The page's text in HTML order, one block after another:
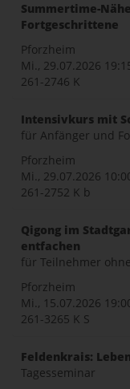
Summertime-
Fortgeschrittene
Pforzheim
Mi., 29.07.2026
261-2746 K
Intensivkurs mit
für Anfänger und
Pforzheim
Mi., 29.07.2026
261-2752 K b
Qigong im
entfachen
für Teilnehmer
Pforzheim
Mi., 15.07.2026
261-3265 K S
Feldenkrais:
Tagesseminar